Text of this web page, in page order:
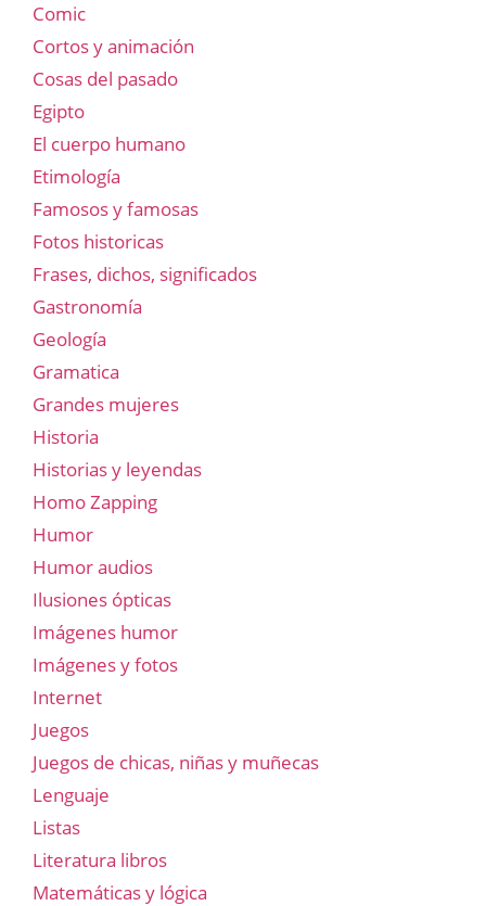
Comic
Cortos y animación
Cosas del pasado
Egipto
El cuerpo humano
Etimología
Famosos y famosas
Fotos historicas
Frases, dichos, significados
Gastronomía
Geología
Gramatica
Grandes mujeres
Historia
Historias y leyendas
Homo Zapping
Humor
Humor audios
Ilusiones ópticas
Imágenes humor
Imágenes y fotos
Internet
Juegos
Juegos de chicas, niñas y muñecas
Lenguaje
Listas
Literatura libros
Matemáticas y lógica